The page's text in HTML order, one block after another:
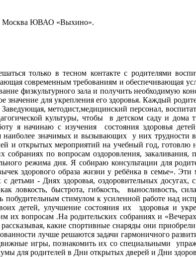
ЮВАО «Выхино».
только в тесном контакте с родителями
современным требованиям и обеспечивающая
физкультурного зала и получить необходимую
значение для укрепления его здоровья. Каждый
методист,медицинский персонал,
культуры, чтобы в детском саду и дома
я начинаю с изучения состояния здоровья
значимых и вызывающих у них трудности
и открытых мероприятий на учебный год, готовлю
по вопросам оздоровления,
режима дня. Я собираю консультации для
здорового образа жизни у ребёнка в семье».
- Днях здоровья, оздоровительных досугах,
быстрота, гибкость, выносливость,
побудительным стимулом к усиленной работе над
детей, улучшение состояния их здоровья и
вопросам .На родительских собраниях и
какие спортивные снаряды они
лучше решаются задачи гармоничного
игры, познакомить их со специальными
для родителей в Дни открытых дверей и Дни